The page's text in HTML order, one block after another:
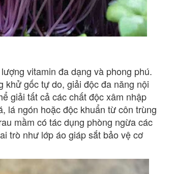
vitamin đa dạng và phong phú.
khử gốc tự do, giải độc đa năng nội
giải tất cả các chất độc xâm nhập
lá ngón hoặc độc khuẩn từ côn trùng
mầm có tác dụng phòng ngừa các
trò như lớp áo giáp sắt bảo vệ cơ